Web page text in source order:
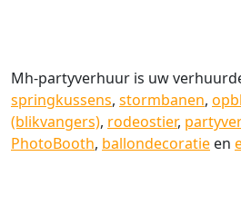
Mh-partyverhuur is uw
springkussens, stormbanen,
(blikvangers), rodeostier,
PhotoBooth, ballondecoratie en